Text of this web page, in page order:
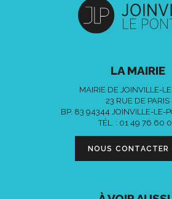
LA MAIRIE
MAIRIE DE JOINVILLE-
23 RUE DE PARIS
BP. 83 94344 JOINVILLE-LE-
TÉL. : 01 49 76 60
NOUS CONTACTER